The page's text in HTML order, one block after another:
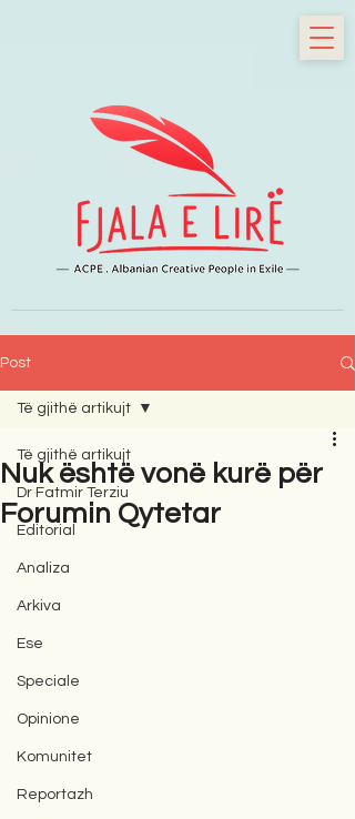
Post
Të gjithë artikujt
Dr Fatmir Terziu
Editorial
Analiza
Arkiva
Ese
Speciale
Opinione
Komunitet
Reportazh
Të gjithë artikujt
Nuk është vonë kurë për
Forumin Qytetar